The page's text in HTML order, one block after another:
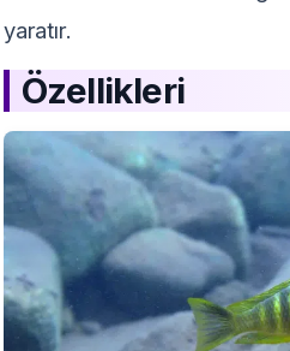
yaratır.
Özellikleri